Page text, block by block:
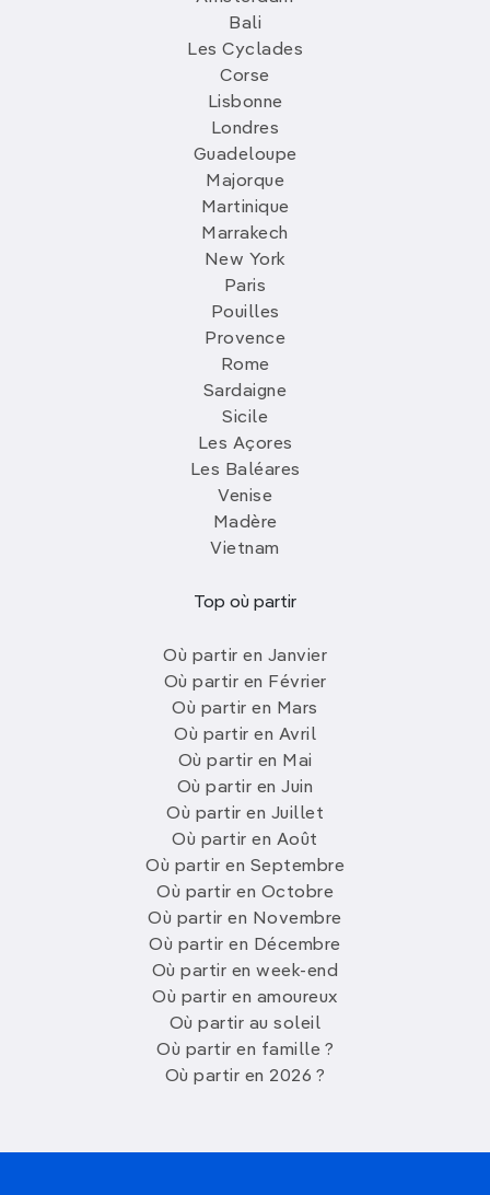
Bali
Les Cyclades
Corse
Lisbonne
Londres
Guadeloupe
Majorque
Martinique
Marrakech
New York
Paris
Pouilles
Provence
Rome
Sardaigne
Sicile
Les Açores
Les Baléares
Venise
Madère
Vietnam
Top où partir
Où partir en Janvier
Où partir en Février
Où partir en Mars
Où partir en Avril
Où partir en Mai
Où partir en Juin
Où partir en Juillet
Où partir en Août
Où partir en Septembre
Où partir en Octobre
Où partir en Novembre
Où partir en Décembre
Où partir en week-end
Où partir en amoureux
Où partir au soleil
Où partir en famille ?
Où partir en 2026 ?